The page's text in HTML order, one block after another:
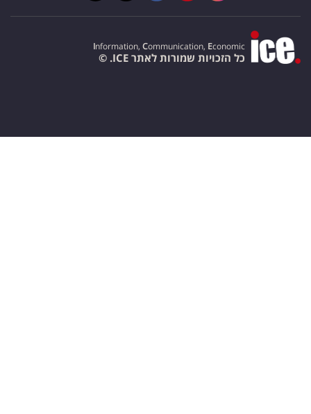
Information, Communication, Economic
כל הזכויות שמורות לאתר ICE. ©